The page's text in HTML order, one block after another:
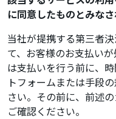
に同意したものとみなさ
当社が提携する第三者
て、お客様のお支払い
は支払いを行う前に、
トフォームまたは手段
さい。その前に、前述
ご確認ください。